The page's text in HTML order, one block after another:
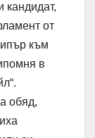
кандидат,
от
към
в
обяд,